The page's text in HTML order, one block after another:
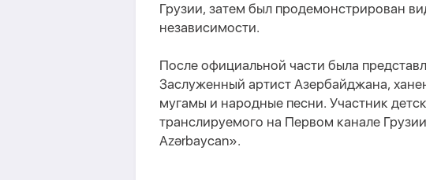
Грузии, затем был продемонстрирован
независимости.
После официальной части была
Заслуженный артист Азербайджана,
мугамы и народные песни. Участник
транслируемого на Первом канале
Azərbaycan».